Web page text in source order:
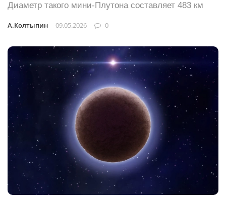
Диаметр такого мини-Плутона составляет 483 км
А.Колтыпин 09.05.2026 0